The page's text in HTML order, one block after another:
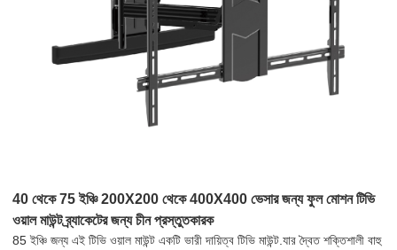
40 থেকে 75 ইঞ্চি 200X200 থেকে 400X400 ভেসার জন্য ফুল মোশন টিভি
ওয়াল মাউন্ট ব্র্যাকেটের জন্য চীন প্রস্তুতকারক
85 ইঞ্চি জন্য এই টিভি ওয়াল মাউন্ট একটি ভারী দায়িত্ব টিভি মাউন্ট.যার দ্বৈত শক্তিশালী বাহু